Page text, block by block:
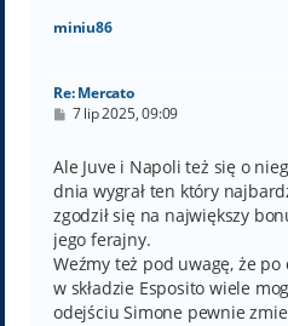
miniu86
Re: Mercato
P
t
7 lip 2025, 09:09
Ale Juve i Napoli też się o
dnia wygrał ten który
zgodził się na największy
jego ferajny.
Weźmy też pod uwagę, że
w składzie Esposito wiele
odejściu Simone pewnie